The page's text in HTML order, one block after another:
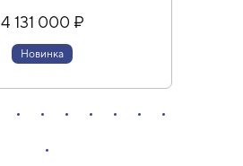
4 131 000 ₽
Новинка